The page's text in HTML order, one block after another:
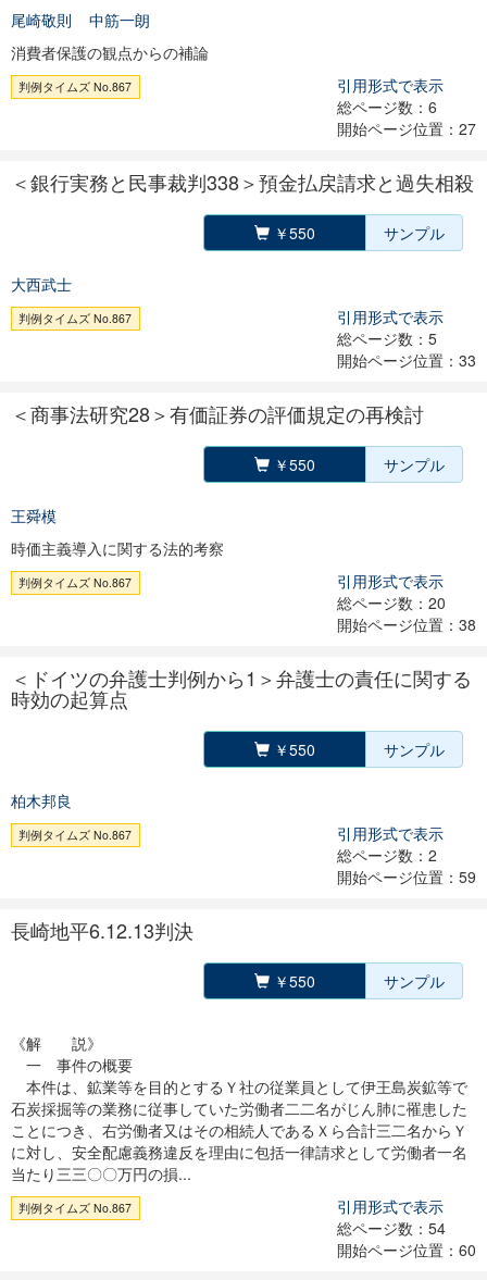
尾崎敬則
中筋一朗
消費者保護の観点からの補論
判例タイムズ No.867
引用形式で表示
総ページ数：6
開始ページ位置：27
＜銀行実務と民事裁判338＞預金払戻請求と過失相殺
￥550 サンプル
大西武士
判例タイムズ No.867
引用形式で表示
総ページ数：5
開始ページ位置：33
＜商事法研究28＞有価証券の評価規定の再検討
￥550 サンプル
王舜模
時価主義導入に関する法的考察
判例タイムズ No.867
引用形式で表示
総ページ数：20
開始ページ位置：38
＜ドイツの弁護士判例から1＞弁護士の責任に関する
時効の起算点
￥550 サンプル
柏木邦良
判例タイムズ No.867
引用形式で表示
総ページ数：2
開始ページ位置：59
長崎地平6.12.13判決
￥550 サンプル
《解 説》
一 事件の概要
本件は、鉱業等を目的とするＹ社の従業員として伊王島炭鉱等で
石炭採掘等の業務に従事していた労働者二二名がじん肺に罹患した
ことにつき、右労働者又はその相続人であるＸら合計三二名からＹ
に対し、安全配慮義務違反を理由に包括一律請求として労働者一名
当たり三三〇〇万円の損...
判例タイムズ No.867
引用形式で表示
総ページ数：54
開始ページ位置：60